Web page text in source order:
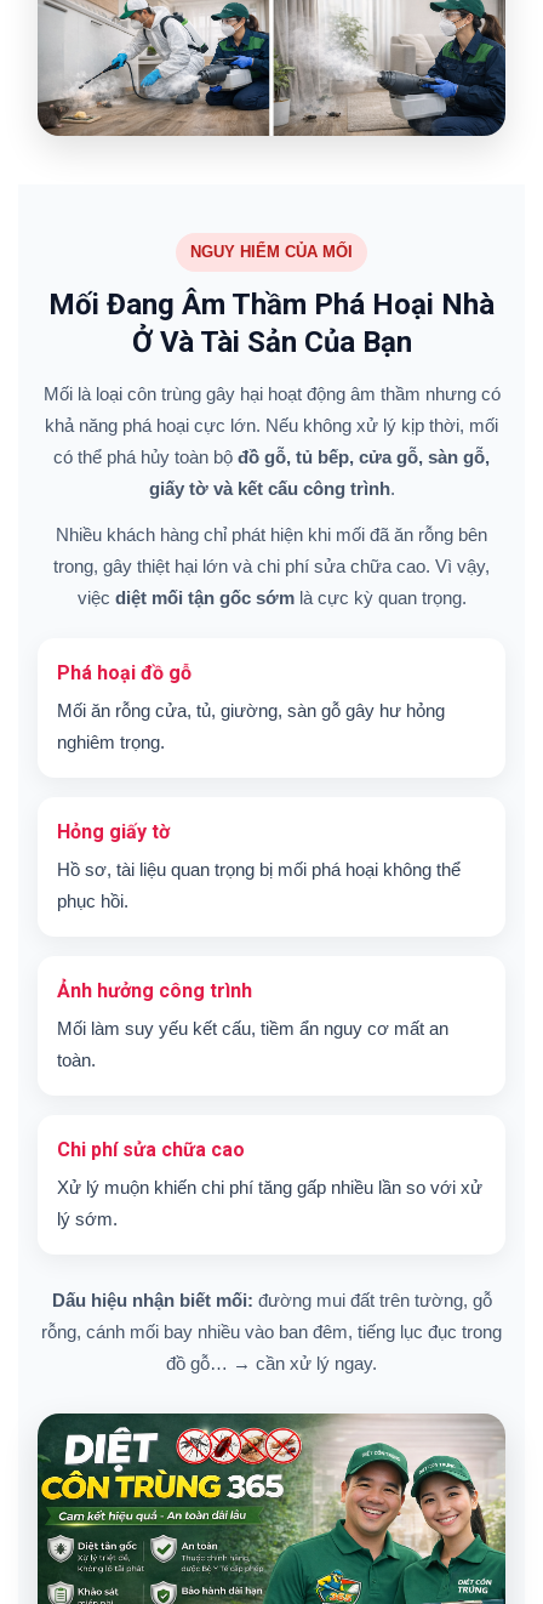
NGUY HIỂM CỦA MỐI
Mối Đang Âm Thầm Phá Hoại Nhà
Ở Và Tài Sản Của Bạn
Mối là loại côn trùng gây hại hoạt động âm thầm nhưng có
khả năng phá hoại cực lớn. Nếu không xử lý kịp thời, mối
có thể phá hủy toàn bộ đồ gỗ, tủ bếp, cửa gỗ, sàn gỗ,
giấy tờ và kết cấu công trình.
Nhiều khách hàng chỉ phát hiện khi mối đã ăn rỗng bên
trong, gây thiệt hại lớn và chi phí sửa chữa cao. Vì vậy,
việc diệt mối tận gốc sớmlà cực kỳ quan trọng.
Phá hoại đồ gỗ
Mối ăn rỗng cửa, tủ, giường, sàn gỗ gây hư hỏng
nghiêm trọng.
Hỏng giấy tờ
Hồ sơ, tài liệu quan trọng bị mối phá hoại không thể
phục hồi.
Ảnh hưởng công trình
Mối làm suy yếu kết cấu, tiềm ẩn nguy cơ mất an
toàn.
Chi phí sửa chữa cao
Xử lý muộn khiến chi phí tăng gấp nhiều lần so với xử
lý sớm.
Dấu hiệu nhận biết mối: đường mui đất trên tường, gỗ
rỗng, cánh mối bay nhiều vào ban đêm, tiếng lục đục trong
đồ gỗ… → cần xử lý ngay.